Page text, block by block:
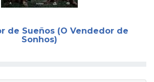
de Sueños (O Vendedor de
Sonhos)